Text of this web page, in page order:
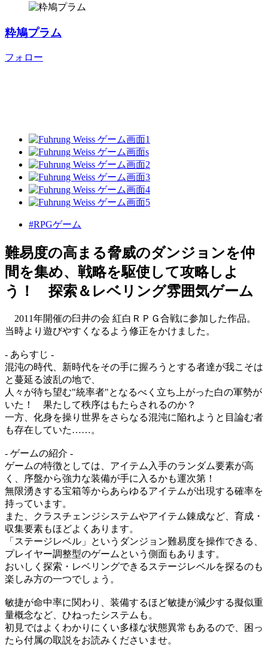
粋鳩プラム
フォロー
#RPGゲーム
難易度の高まる脅威のダンジョンを仲
間を集め、戦略を駆使して攻略しよ
う！ 探索＆レベリング雰囲気ゲーム
2011年開催の臼井の会 紅白ＲＰＧ合戦に参加した作品。
当時より遊びやすくなるよう修正をかけました。
- あらすじ -
混沌の時代、新時代をその手に握ろうとする者達が我こそは
と蔓延る波乱の地で、
人々が待ち望む"統率者"となるべく立ち上がった白の軍勢が
いた！ 果たして秩序はもたらされるのか？
一方、化身を操り世界をさらなる混沌に陥れようと目論む者
も存在していた……。
- ゲームの紹介 -
ゲームの特徴としては、アイテム入手のランダム要素が高
く、序盤から強力な装備が手に入るかも運次第！
無限湧きする宝箱等からあらゆるアイテムが出現する確率を
持っています。
また、クラスチェンジシステムやアイテム錬成など、育成・
収集要素もほどよくあります。
「ステージレベル」というダンジョン難易度を操作できる、
プレイヤー調整型のゲームという側面もあります。
おいしく探索・レベリングできるステージレベルを探るのも
楽しみ方の一つでしょう。
敏捷が命中率に関わり、装備するほど敏捷が減少する擬似重
量概念など、ひねったシステムも。
初見ではよくわかりにくい多様な状態異常もあるので、困っ
たら付属の取説をお読みくださいませ。